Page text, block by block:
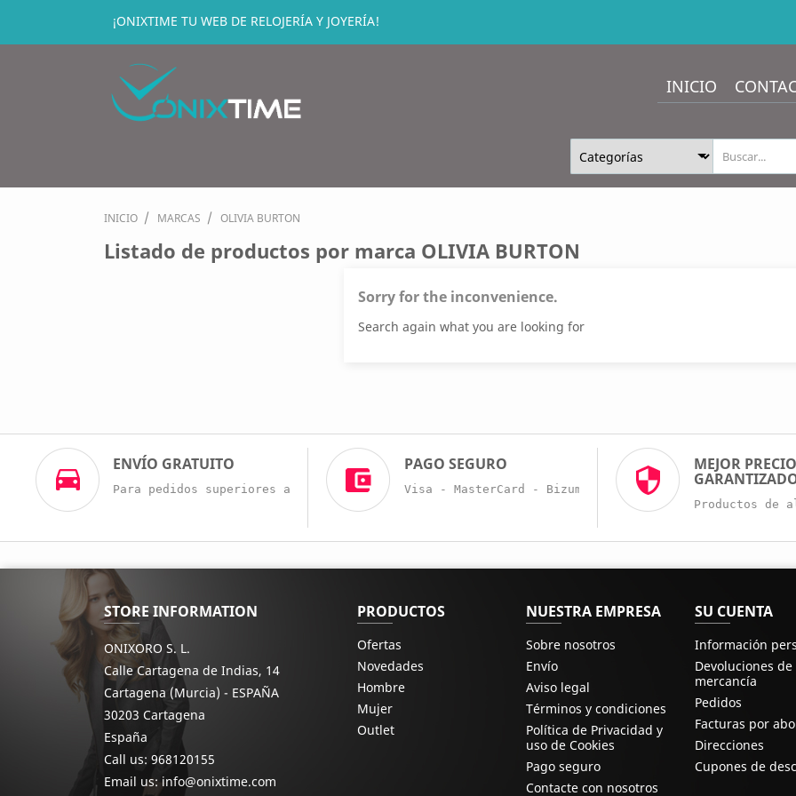
¡ONIXTIME TU WEB DE RELOJERÍA Y JOYERÍA!
INICIO
INICIO MARCAS OLIVIA BURTON
Listado de productos por marca OLIVIA BURTON
Sorry for the inconvenience.
Search again what you are looking for
ENVÍO GRATUITO
Para pedidos superiores a 60€
PAGO SEGURO
Visa - MasterCard - Bizum - Trans. Bancaria
MEJOR PRECIO
Productos de
STORE INFORMATION
ONIXORO S. L.
Calle Cartagena de Indias, 14
Cartagena (Murcia) - ESPAÑA
30203 Cartagena
España
Call us: 968120155
Email us: info@onixtime.com
PRODUCTOS
Ofertas
Novedades
Hombre
Mujer
Outlet
NUESTRA EMPRESA
Sobre nosotros
Envío
Aviso legal
Términos y condiciones
Política de Privacidad y
uso de Cookies
Pago seguro
Contacte con nosotros
SU CUENTA
Información
Devoluciones de
mercancía
Pedidos
Facturas por
Direcciones
Cupones de